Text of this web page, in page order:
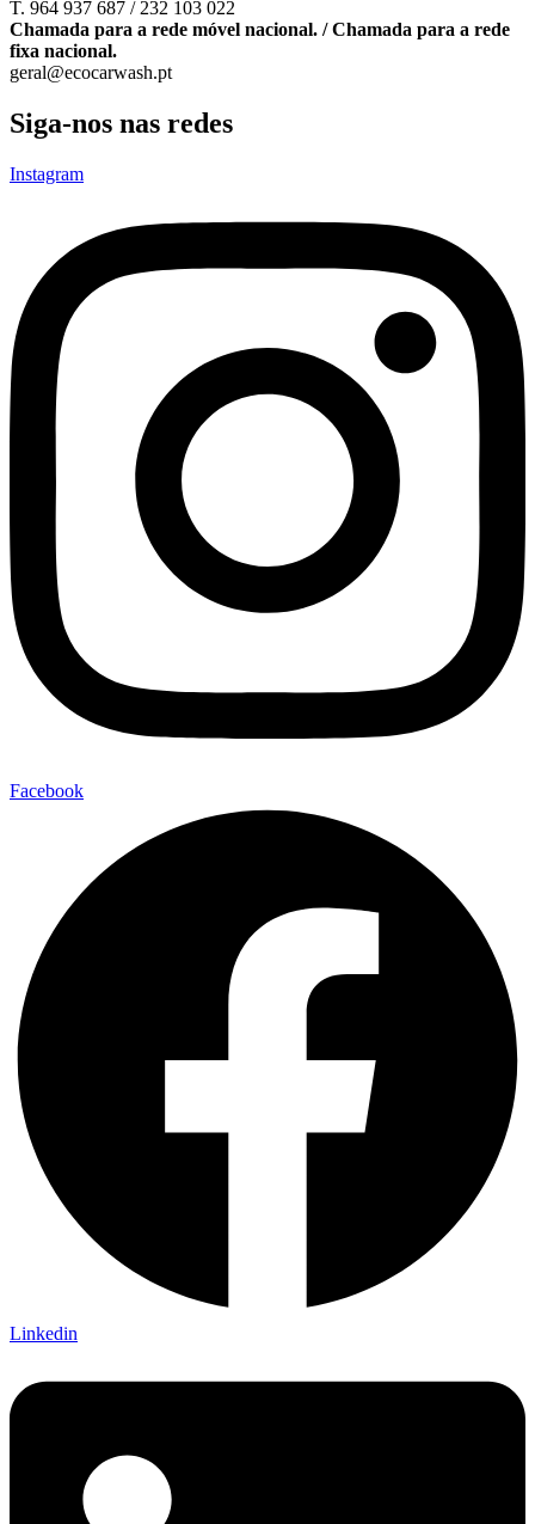
T. 964 937 687 / 232 103 022
Chamada para a rede móvel nacional. / Chamada para a rede
fixa nacional.
geral@ecocarwash.pt
Siga-nos nas redes
Instagram
Facebook
Linkedin